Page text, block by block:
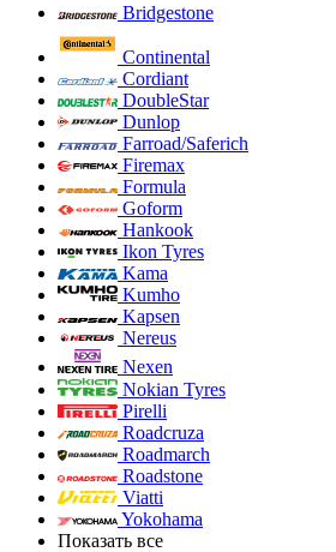
Bridgestone
Continental
Cordiant
DoubleStar
Dunlop
Farroad/Saferich
Firemax
Formula
Goform
Hankook
Ikon Tyres
Kama
Kumho
Kapsen
Nereus
Nexen
Nokian Tyres
Pirelli
Roadcruza
Roadmarch
Roadstone
Viatti
Yokohama
Показать все